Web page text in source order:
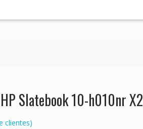
Slatebook 10-h010nr X2
clientes)